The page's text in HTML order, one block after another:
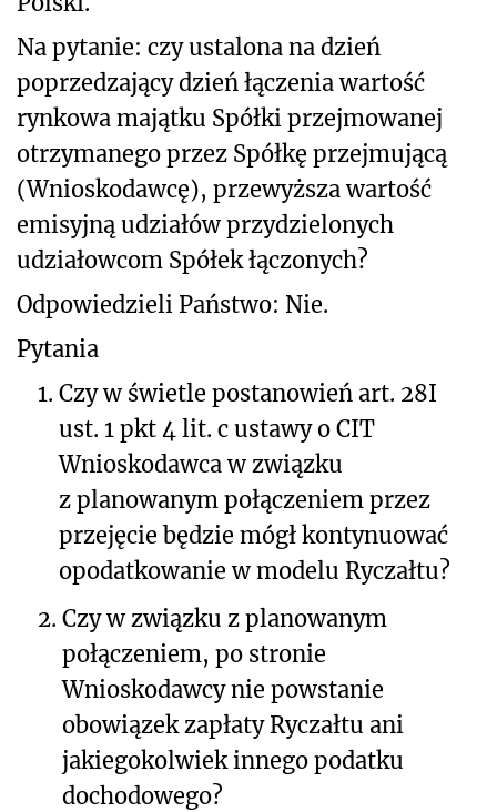
Na pytanie: czy ustalona na dzień
poprzedzający dzień łączenia wartość
rynkowa majątku Spółki przejmowanej
otrzymanego przez Spółkę przejmującą
(Wnioskodawcę), przewyższa wartość
emisyjną udziałów przydzielonych
udziałowcom Spółek łączonych?
Odpowiedzieli Państwo: Nie.
Pytania
1. Czy w świetle postanowień art. 28I
ust. 1 pkt 4 lit. c ustawy o CIT
Wnioskodawca w związku
z planowanym połączeniem przez
przejęcie będzie mógł kontynuować
opodatkowanie w modelu Ryczałtu?
2. Czy w związku z planowanym
połączeniem, po stronie
Wnioskodawcy nie powstanie
obowiązek zapłaty Ryczałtu ani
jakiegokolwiek innego podatku
dochodowego?